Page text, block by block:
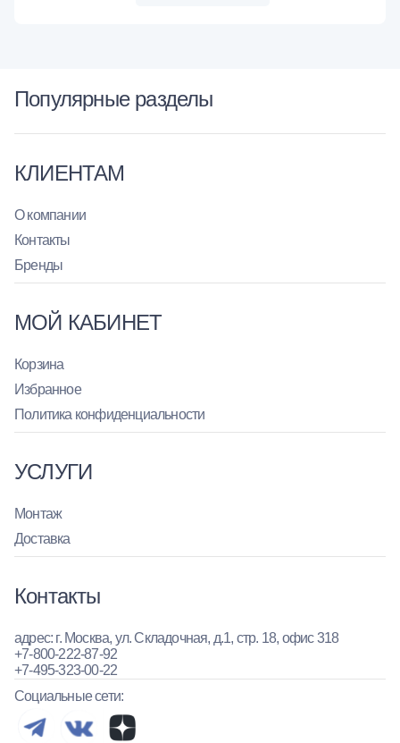
Популярные разделы
КЛИЕНТАМ
О компании
Контакты
Бренды
МОЙ КАБИНЕТ
Корзина
Избранное
Политика конфиденциальности
УСЛУГИ
Монтаж
Доставка
Контакты
адрес: г. Москва, ул. Складочная, д.1, стр. 18, офис 318
+7-800-222-87-92
+7-495-323-00-22
Социальные сети: